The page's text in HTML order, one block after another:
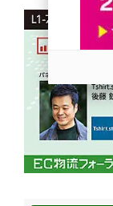
参加